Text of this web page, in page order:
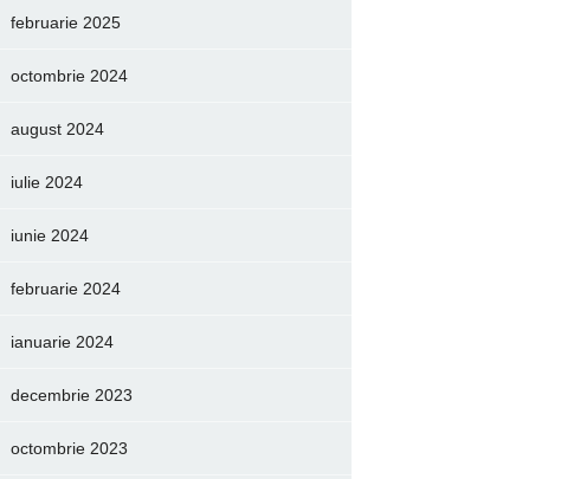
februarie 2025
octombrie 2024
august 2024
iulie 2024
iunie 2024
februarie 2024
ianuarie 2024
decembrie 2023
octombrie 2023